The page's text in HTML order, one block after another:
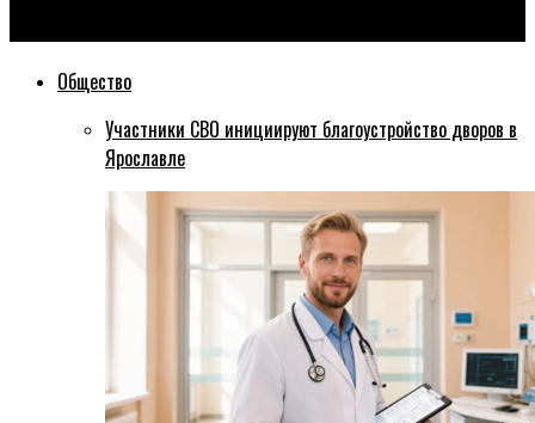
Общество
Участники СВО инициируют благоустройство дворов в
Ярославле